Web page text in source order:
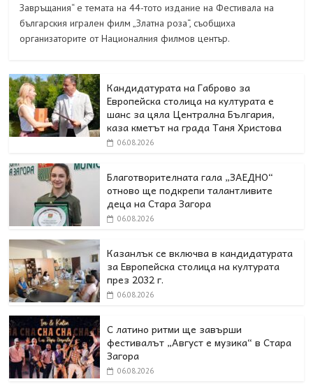
Завръщания“ е темата на 44-тото издание на Фестивала на
българския игрален филм „Златна роза“, съобщиха
организаторите от Националния филмов център.
Кандидатурата на Габрово за
Европейска столица на културата е
шанс за цяла Централна България,
каза кметът на града Таня Христова
06.08.2026
Благотворителната гала „ЗАЕДНО“
отново ще подкрепи талантливите
деца на Стара Загора
06.08.2026
Казанлък се включва в кандидатурата
за Европейска столица на културата
през 2032 г.
06.08.2026
С латино ритми ще завърши
фестивалът „Август е музика“ в Стара
Загора
06.08.2026